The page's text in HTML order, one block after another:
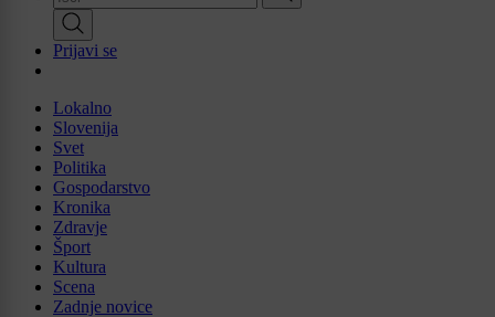
Prijavi se
Lokalno
Slovenija
Svet
Politika
Gospodarstvo
Kronika
Zdravje
Šport
Kultura
Scena
Zadnje novice